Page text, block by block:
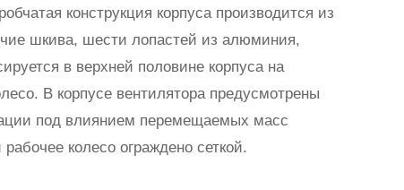
конструкция корпуса производится из
шкива, шести лопастей из алюминия,
в верхней половине корпуса на
В корпусе вентилятора предусмотрены
под влиянием перемещаемых масс
колесо ограждено сеткой.